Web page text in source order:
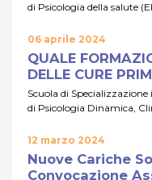
di Psicologia della salute
06 aprile 2024
QUALE
DELLE CURE
Scuola di
di Psicologia Dinamica,
12 marzo 2024
Nuove Cariche
Convocazione